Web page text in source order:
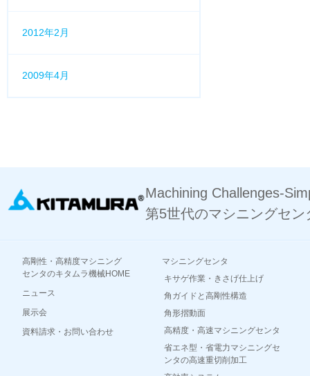
2012年2月
2009年4月
Machining Challenges-
第5世代のマシニングセン
高剛性・高精度マシニング
センタのキタムラ機械HOME
ニュース
展示会
資料請求・お問い合わせ
マシニングセンタ
キサゲ作業・きさげ仕上げ
角ガイドと高剛性構造
角形摺動面
高精度・高速マシニングセンタ
省エネ型・省電力マシニングセ
ンタの高速重切削加工